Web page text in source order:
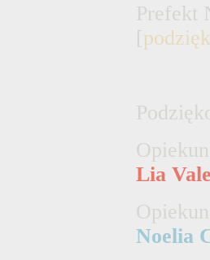
Prefekt
[
Lia V
Noelia